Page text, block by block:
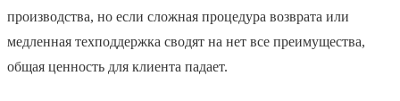
производства, но если сложная процедура возврата или
медленная техподдержка сводят на нет все преимущества,
общая ценность для клиента падает.